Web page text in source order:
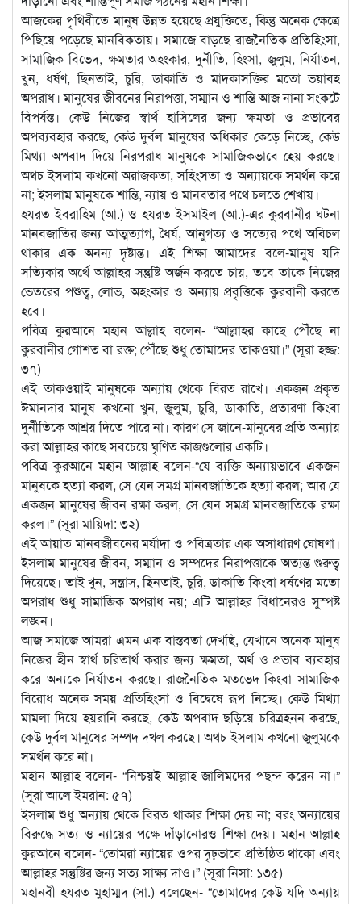
আজকের পৃথিবীতে মানুষ উন্নত হয়েছে প্রযুক্তিতে, কিন্তু অনেক ক্ষেত্রে
পিছিয়ে পড়েছে মানবিকতায়। সমাজে বাড়ছে রাজনৈতিক প্রতিহিংসা,
সামাজিক বিভেদ, ক্ষমতার অহংকার, দুর্নীতি, হিংসা, জুলুম, নির্যাতন,
খুন, ধর্ষণ, ছিনতাই, চুরি, ডাকাতি ও মাদকাসক্তির মতো ভয়াবহ
অপরাধ। মানুষের জীবনের নিরাপত্তা, সম্মান ও শান্তি আজ নানা সংকটে
বিপর্যস্ত। কেউ নিজের স্বার্থ হাসিলের জন্য ক্ষমতা ও প্রভাবের
অপব্যবহার করছে, কেউ দুর্বল মানুষের অধিকার কেড়ে নিচ্ছে, কেউ
মিথ্যা অপবাদ দিয়ে নিরপরাধ মানুষকে সামাজিকভাবে হেয় করছে।
অথচ ইসলাম কখনো অরাজকতা, সহিংসতা ও অন্যায়কে সমর্থন করে
না; ইসলাম মানুষকে শান্তি, ন্যায় ও মানবতার পথে চলতে শেখায়।
হযরত ইবরাহিম (আ.) ও হযরত ইসমাইল (আ.)-এর কুরবানীর ঘটনা
মানবজাতির জন্য আত্মত্যাগ, ধৈর্য, আনুগত্য ও সত্যের পথে অবিচল
থাকার এক অনন্য দৃষ্টান্ত। এই শিক্ষা আমাদের বলে-মানুষ যদি
সত্যিকার অর্থে আল্লাহর সন্তুষ্টি অর্জন করতে চায়, তবে তাকে নিজের
ভেতরের পশুত্ব, লোভ, অহংকার ও অন্যায় প্রবৃত্তিকে কুরবানী করতে
হবে।
পবিত্র কুরআনে মহান আল্লাহ বলেন- “আল্লাহর কাছে পৌঁছে না
কুরবানীর গোশত বা রক্ত; পৌঁছে শুধু তোমাদের তাকওয়া।” (সূরা হজ্জ:
৩৭)
এই তাকওয়াই মানুষকে অন্যায় থেকে বিরত রাখে। একজন প্রকৃত
ঈমানদার মানুষ কখনো খুন, জুলুম, চুরি, ডাকাতি, প্রতারণা কিংবা
দুর্নীতিকে আশ্রয় দিতে পারে না। কারণ সে জানে-মানুষের প্রতি অন্যায়
করা আল্লাহর কাছে সবচেয়ে ঘৃণিত কাজগুলোর একটি।
পবিত্র কুরআনে মহান আল্লাহ বলেন-“যে ব্যক্তি অন্যায়ভাবে একজন
মানুষকে হত্যা করল, সে যেন সমগ্র মানবজাতিকে হত্যা করল; আর যে
একজন মানুষের জীবন রক্ষা করল, সে যেন সমগ্র মানবজাতিকে রক্ষা
করল।” (সূরা মায়িদা: ৩২)
এই আয়াত মানবজীবনের মর্যাদা ও পবিত্রতার এক অসাধারণ ঘোষণা।
ইসলাম মানুষের জীবন, সম্মান ও সম্পদের নিরাপত্তাকে অত্যন্ত গুরুত্ব
দিয়েছে। তাই খুন, সন্ত্রাস, ছিনতাই, চুরি, ডাকাতি কিংবা ধর্ষণের মতো
অপরাধ শুধু সামাজিক অপরাধ নয়; এটি আল্লাহর বিধানেরও সুস্পষ্ট
লঙ্ঘন।
আজ সমাজে আমরা এমন এক বাস্তবতা দেখছি, যেখানে অনেক মানুষ
নিজের হীন স্বার্থ চরিতার্থ করার জন্য ক্ষমতা, অর্থ ও প্রভাব ব্যবহার
করে অন্যকে নির্যাতন করছে। রাজনৈতিক মতভেদ কিংবা সামাজিক
বিরোধ অনেক সময় প্রতিহিংসা ও বিদ্বেষে রূপ নিচ্ছে। কেউ মিথ্যা
মামলা দিয়ে হয়রানি করছে, কেউ অপবাদ ছড়িয়ে চরিত্রহনন করছে,
কেউ দুর্বল মানুষের সম্পদ দখল করছে। অথচ ইসলাম কখনো জুলুমকে
সমর্থন করে না।
মহান আল্লাহ বলেন- “নিশ্চয়ই আল্লাহ জালিমদের পছন্দ করেন না।”
(সূরা আলে ইমরান: ৫৭)
ইসলাম শুধু অন্যায় থেকে বিরত থাকার শিক্ষা দেয় না; বরং অন্যায়ের
বিরুদ্ধে সত্য ও ন্যায়ের পক্ষে দাঁড়ানোরও শিক্ষা দেয়। মহান আল্লাহ
কুরআনে বলেন- “তোমরা ন্যায়ের ওপর দৃঢ়ভাবে প্রতিষ্ঠিত থাকো এবং
আল্লাহর সন্তুষ্টির জন্য সত্য সাক্ষ্য দাও।” (সূরা নিসা: ১৩৫)
মহানবী হযরত মুহাম্মদ (সা.) বলেছেন- “তোমাদের কেউ যদি অন্যায়